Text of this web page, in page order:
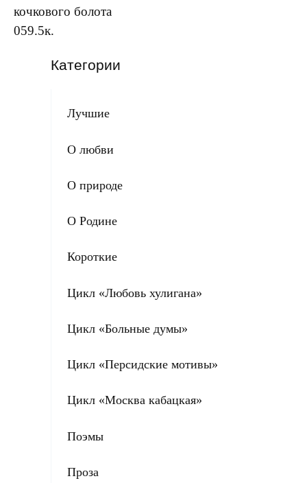
кочкового болота
059.5к.
Категории
Лучшие
О любви
О природе
О Родине
Короткие
Цикл «Любовь хулигана»
Цикл «Больные думы»
Цикл «Персидские мотивы»
Цикл «Москва кабацкая»
Поэмы
Проза